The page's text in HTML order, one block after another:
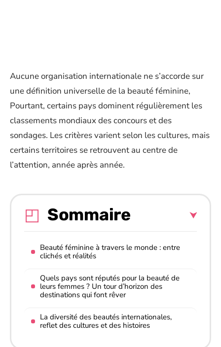
Aucune organisation internationale ne s’accorde sur
une définition universelle de la beauté féminine,
Pourtant, certains pays dominent régulièrement les
classements mondiaux des concours et des
sondages. Les critères varient selon les cultures, mais
certains territoires se retrouvent au centre de
l’attention, année après année.
Sommaire
Beauté féminine à travers le monde : entre
clichés et réalités
Quels pays sont réputés pour la beauté de
leurs femmes ? Un tour d’horizon des
destinations qui font rêver
La diversité des beautés internationales,
reflet des cultures et des histoires